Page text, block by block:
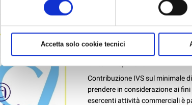
Accetta solo cookie tecnici
ARTIGIANI ED
PER L’ANNO 2013
Contribuzione IVS sul minimale
prendere in considerazione ai
esercenti attività commerciali è